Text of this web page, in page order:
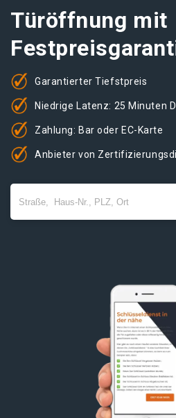
Türöffnung mit
Garantierter Tiefstpreis
Niedrige Latenz: 25 Minuten
Zahlung: Bar oder EC-Karte
Anbieter von